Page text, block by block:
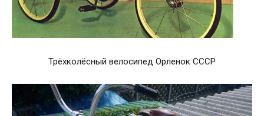
Трёхколёсный велосипед Орленок СССР